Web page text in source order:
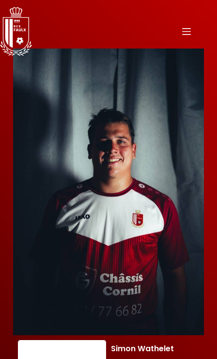
Simon Wathelet